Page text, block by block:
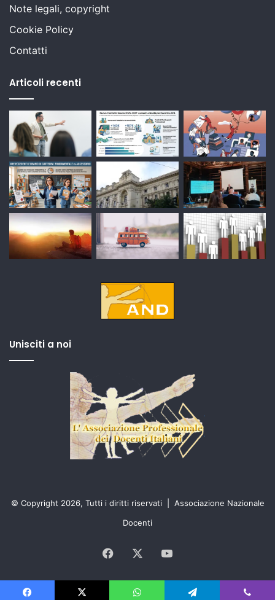
Note legali, copyright
Cookie Policy
Contatti
Articoli recenti
Unisciti a noi
© Copyright 2026, Tutti i diritti riservati | Associazione Nazionale
Docenti
Facebook
Tube